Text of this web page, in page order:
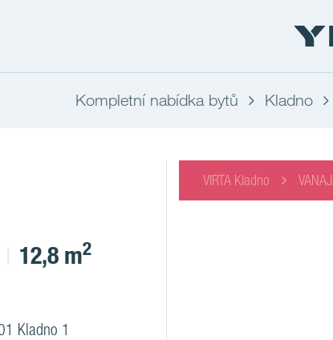
Kompletní nabídka bytů Kladno
VIRTA Kladno
12,8 m2
Kladno 1